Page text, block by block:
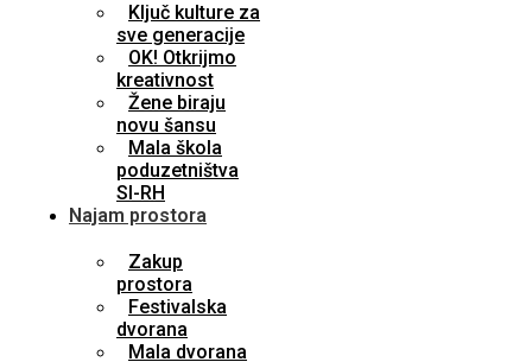
Ključ kulture za
sve generacije
OK! Otkrijmo
kreativnost
Žene biraju
novu šansu
Mala škola
poduzetništva
SI-RH
Najam prostora
Zakup
prostora
Festivalska
dvorana
Mala dvorana